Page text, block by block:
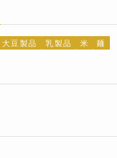
大豆製品 乳製品 米 麺